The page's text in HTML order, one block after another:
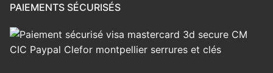
PAIEMENTS SÉCURISÉS